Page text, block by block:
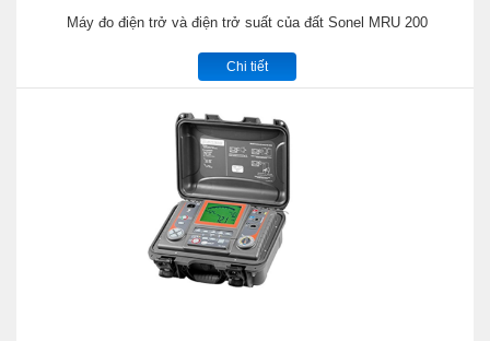
Máy đo điện trở và điện trở suất của đất Sonel MRU 200
Chi tiết